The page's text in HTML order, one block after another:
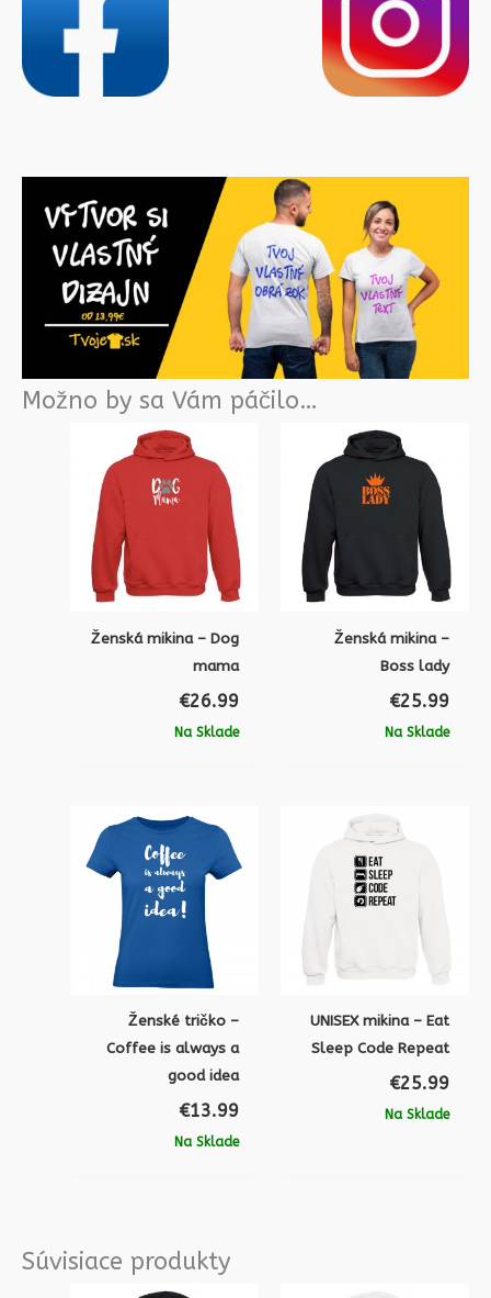
Možno by sa Vám páčilo…
Ženská mikina – Dog
mama
€26.99
Na Sklade
Ženská mikina –
Boss lady
€25.99
Na Sklade
Ženské tričko –
Coffee is always a
good idea
€13.99
Na Sklade
UNISEX mikina – Eat
Sleep Code Repeat
€25.99
Na Sklade
Súvisiace produkty